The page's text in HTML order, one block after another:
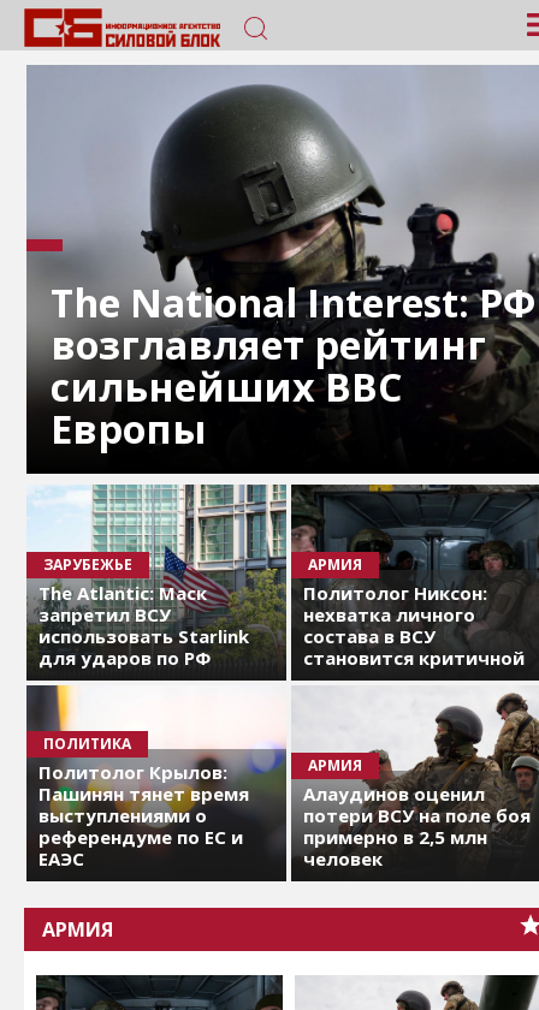
The National Interest: РФ
возглавляет рейтинг
сильнейших ВВС
Европы
ЗАРУБЕЖЬЕ
The Atlantic: Маск
запретил ВСУ
использовать Starlink
для ударов по РФ
АРМИЯ
Политолог Никсон:
нехватка личного
состава в ВСУ
становится критичной
ПОЛИТИКА
Политолог Крылов:
Пашинян тянет время
выступлениями о
референдуме по ЕС и
ЕАЭС
АРМИЯ
Алаудинов оценил
потери ВСУ на поле боя
примерно в 2,5 млн
человек
АРМИЯ